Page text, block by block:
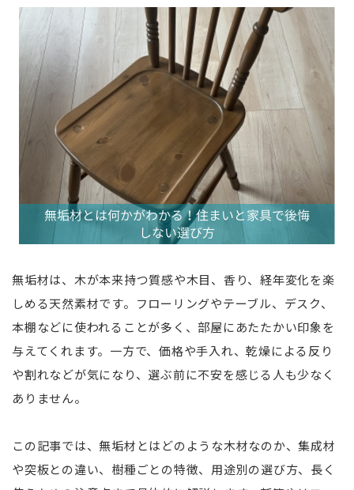
無垢材は、木が本来持つ質感や木目、香り、経年変化を楽
しめる天然素材です。フローリングやテーブル、デスク、
本棚などに使われることが多く、部屋にあたたかい印象を
与えてくれます。一方で、価格や手入れ、乾燥による反り
や割れなどが気になり、選ぶ前に不安を感じる人も少なく
ありません。
この記事では、無垢材とはどのような木材なのか、集成材
や突板との違い、樹種ごとの特徴、用途別の選び方、長く